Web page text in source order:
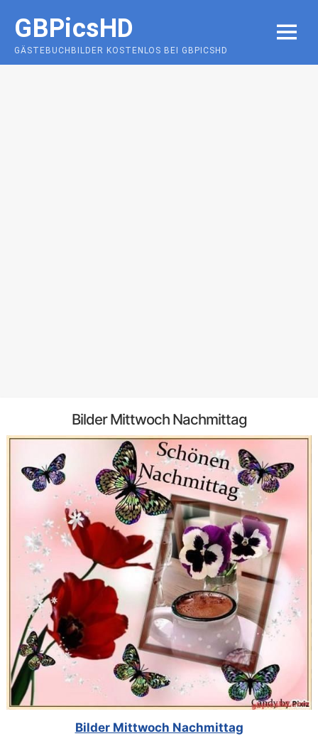
content
GBPicsHD
GÄSTEBUCHBILDER KOSTENLOS BEI GBPICSHD
MENU
Bilder Mittwoch Nachmittag
Bilder Mittwoch Nachmittag